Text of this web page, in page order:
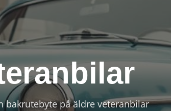
bakrutebyte på äldre veteranbilar